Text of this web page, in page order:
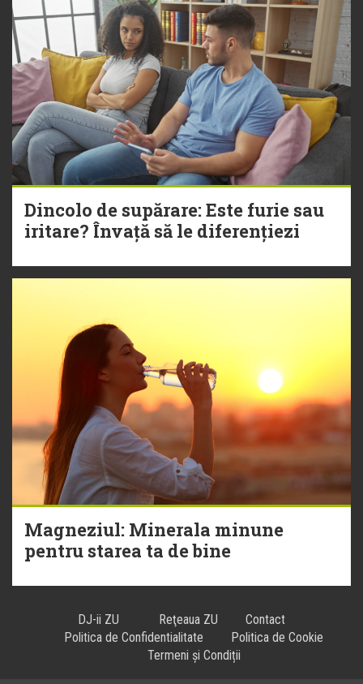
Dincolo de supărare: Este furie sau
iritare? Învață să le diferențiezi
Magneziul: Minerala minune
pentru starea ta de bine
DJ-ii ZU Reţeaua ZU
Contact
Politica de Confidentialitate
Politica de Cookie
Termeni și Condiții